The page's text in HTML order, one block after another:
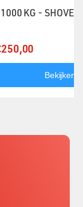
KG - SHOVEL
Bekijken